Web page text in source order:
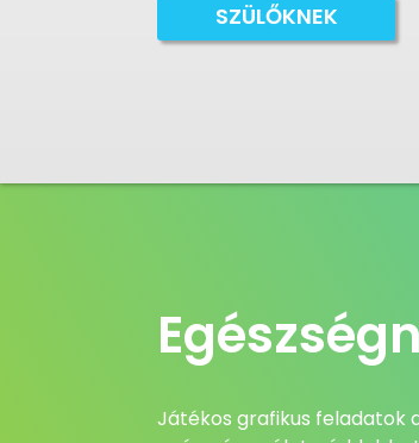
SZÜLŐKNEK
Játékos grafikus feladatok